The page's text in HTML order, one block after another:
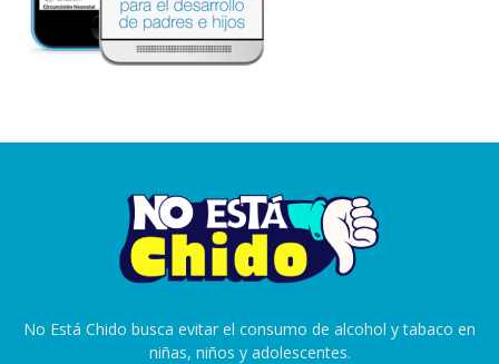
No Está Chido busca evitar el consumo de alcohol y tabaco en
niñas, niños y adolescentes.